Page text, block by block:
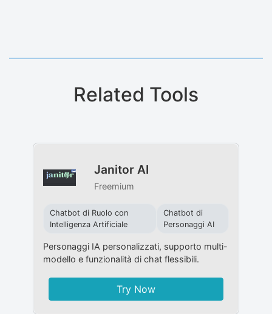
Related Tools
Janitor AI
Freemium
Chatbot di Ruolo con
Intelligenza Artificiale
Chatbot di
Personaggi AI
Personaggi IA personalizzati, supporto multi-
modello e funzionalità di chat flessibili.
Try Now